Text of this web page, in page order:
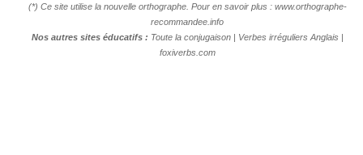
(*) Ce site utilise la nouvelle orthographe. Pour en savoir plus : www.orthographe-
recommandee.info
Nos autres sites éducatifs : Toute la conjugaison| Verbes irréguliers Anglais |
foxiverbs.com